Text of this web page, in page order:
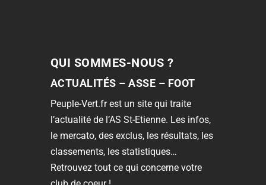
QUI SOMMES-NOUS ?
ACTUALITÉS – ASSE – FOOT
Peuple-Vert.fr est un site qui traite
l’actualité de l’AS St-Etienne. Les infos,
le mercato, des exclus, les résultats, les
classements, les statistiques…
Retrouvez tout ce qui concerne votre